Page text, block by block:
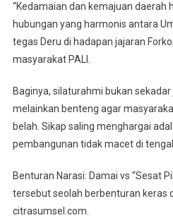
“Kedamaian dan kemajuan daerah
hubungan yang harmonis antara
tegas Deru di hadapan jajaran
masyarakat PALI.
Baginya, silaturahmi bukan
melainkan benteng agar
belah. Sikap saling menghargai
pembangunan tidak macet di
Benturan Narasi: Damai vs “Sesat
tersebut seolah berbenturan keras
citrasumsel.com.